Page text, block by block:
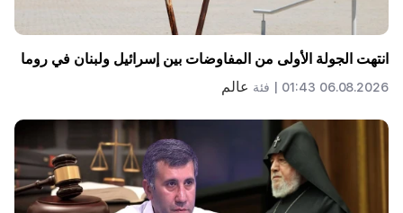
انتهت الجولة الأولى من المفاوضات بين إسرائيل ولبنان في روما
06.08.2026 01:43 | فئة عالم